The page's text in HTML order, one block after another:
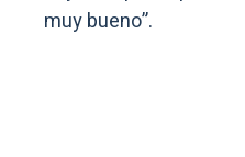
muy bueno”.